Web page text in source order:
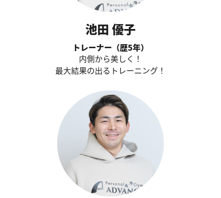
池田 優子
トレーナー（歴5年）
内側から美しく！
最大結果の出るトレーニング！